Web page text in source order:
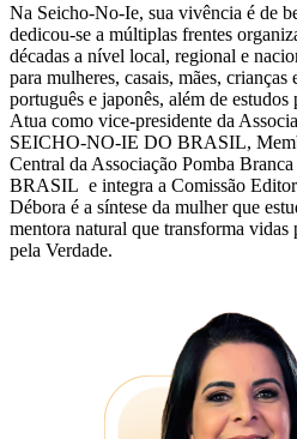
Na Seicho-No-Ie, sua vivência é de
dedicou-se a múltiplas frentes
décadas a nível local, regional e
para mulheres, casais, mães,
português e japonês, além de
Atua como vice-presidente da
SEICHO-NO-IE DO BRASIL,
Central da Associação Pomba
BRASIL e integra a Comissão
Débora é a síntese da mulher que
mentora natural que transforma
pela Verdade.